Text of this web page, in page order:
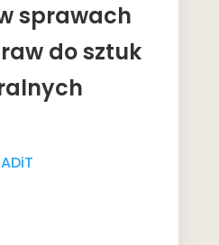
sprawach
do sztuk
ADiT